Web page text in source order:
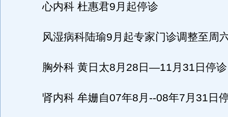
心内科 杜惠君9月起停诊
风湿病科陆瑜9月起专家门诊调整至周
胸外科 黄日太8月28日—11月31日停诊
肾内科 牟姗自07年8月--08年7月31日